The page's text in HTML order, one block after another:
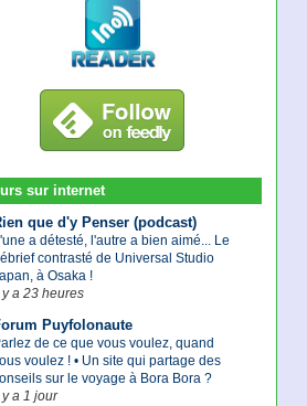
sur internet
que d'y Penser (podcast)
a détesté, l'autre a bien aimé... Le
contrasté de Universal Studio
à Osaka !
y a 23 heures
Puyfolonaute
de ce que vous voulez, quand
voulez ! • Un site qui partage des
sur le voyage à Bora Bora ?
y a 1 jour